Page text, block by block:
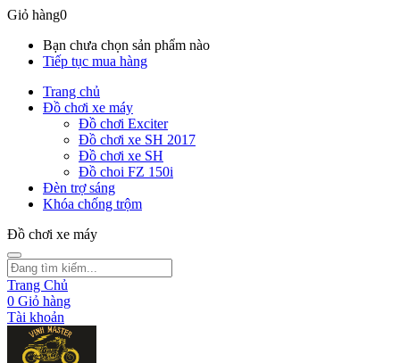
Giỏ hàng0
Bạn chưa chọn sản phẩm nào
Tiếp tục mua hàng
Trang chủ
Đồ chơi xe máy
Đồ chơi Exciter
Đồ chơi xe SH 2017
Đồ chơi xe SH
Đồ choi FZ 150i
Đèn trợ sáng
Khóa chống trộm
Đồ chơi xe máy
Trang Chủ
0 Giỏ hàng
Tài khoản